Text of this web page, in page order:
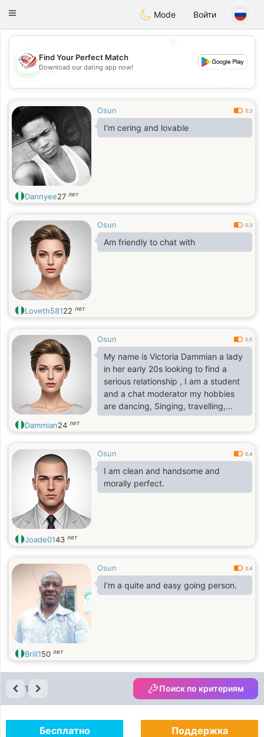
Dating
Toggle
Mode Войти
💖
💕
Find Your Perfect Match
Download our dating app now!
Osun 0.3
I'm cering and lovable
Dannyee27 лет
Osun 0.3
Am friendly to chat with
Loveth58122 лет
Osun 0.5
My name is Victoria Dammian a lady
in her early 20s looking to find a
serious relationship , I am a student
and a chat moderator my hobbies
are dancing, Singing, travelling,
basketball etc
Dammian24 лет
Osun 0.4
I am clean and handsome and
morally perfect.
Joade0143 лет
Osun 0.4
I'm a quite and easy going person.
Brill150 лет
1 Поиск по критериям
Бесплатно Поддержка